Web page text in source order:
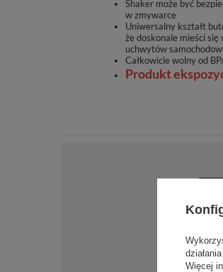
Shaker może być
w zmywarce
Uniwersalny kształt
że doskonale mieści się
uchwytów
Całkowicie wolny od
Produkt
Więcej